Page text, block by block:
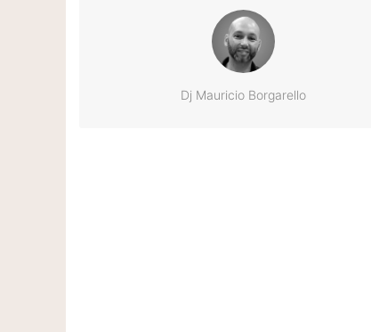
Dj Mauricio Borgarello